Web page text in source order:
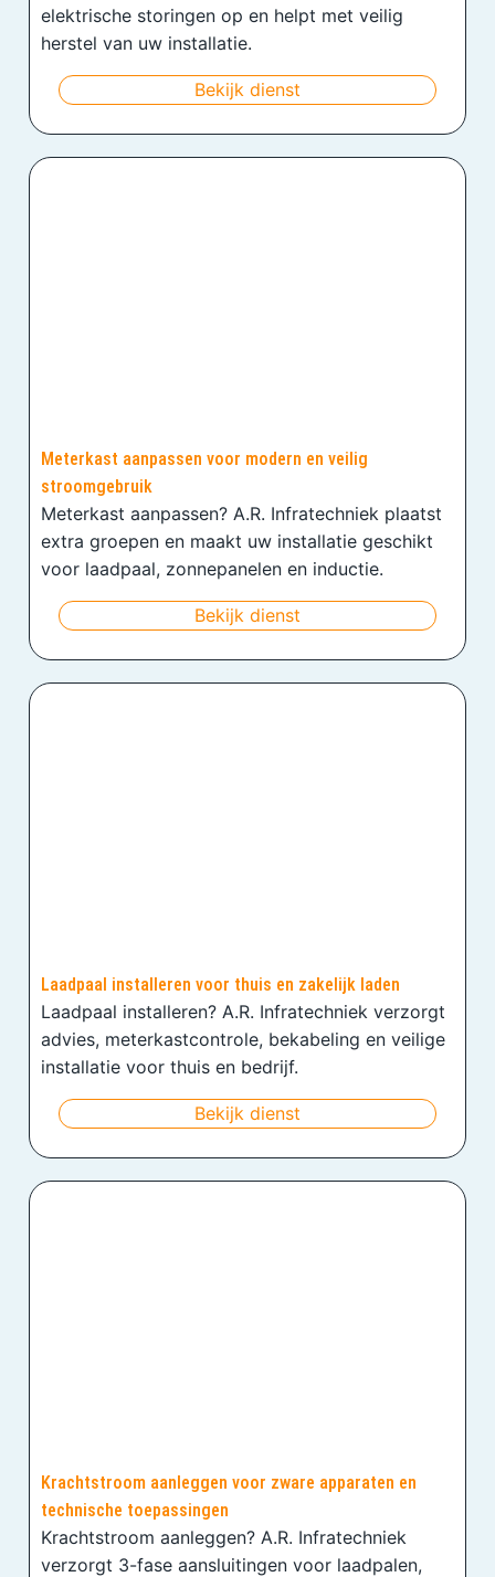
elektrische storingen op en helpt met veilig
herstel van uw installatie.
Bekijk dienst
Meterkast aanpassen voor modern en veilig
stroomgebruik
Meterkast aanpassen? A.R. Infratechniek plaatst
extra groepen en maakt uw installatie geschikt
voor laadpaal, zonnepanelen en inductie.
Bekijk dienst
Laadpaal installeren voor thuis en zakelijk laden
Laadpaal installeren? A.R. Infratechniek verzorgt
advies, meterkastcontrole, bekabeling en veilige
installatie voor thuis en bedrijf.
Bekijk dienst
Krachtstroom aanleggen voor zware apparaten en
technische toepassingen
Krachtstroom aanleggen? A.R. Infratechniek
verzorgt 3-fase aansluitingen voor laadpalen,